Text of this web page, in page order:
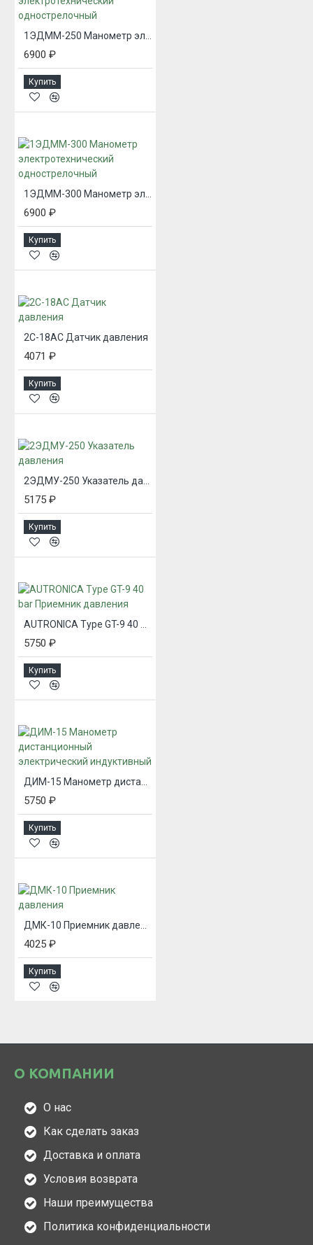
1ЭДММ-250 Манометр электротехнический однострелочный
6900 ₽
Купить
1ЭДММ-300 Манометр электротехнический однострелочный
6900 ₽
Купить
2С-18АС Датчик давления
4071 ₽
Купить
5175 ₽
Купить
5750 ₽
Купить
ДИМ-15 Манометр дистанционный электрический индуктивный
5750 ₽
Купить
ДМК-10 Приемник давления
4025 ₽
Купить
О КОМПАНИИ
О нас
Как сделать заказ
Доставка и оплата
Условия возврата
Наши преимущества
Политика конфиденциальности